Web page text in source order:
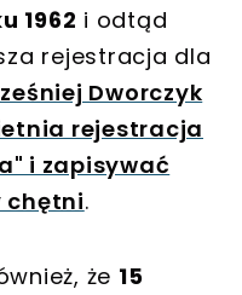
1962 i odtąd
rejestracja dla
Dworczyk
rejestracja
i zapisywać
chętni.
że 15